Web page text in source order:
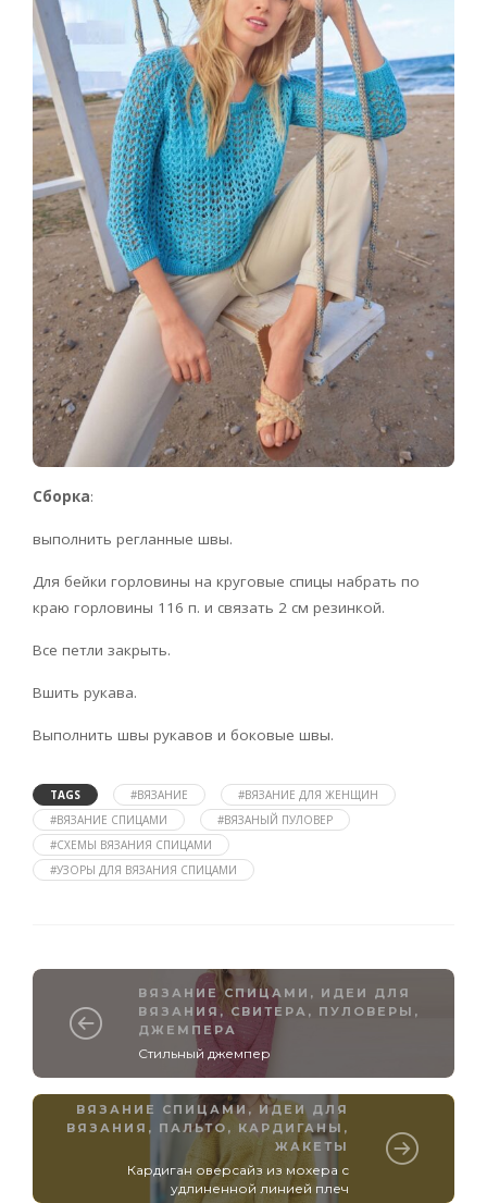
Сборка:
выполнить регланные швы.
Для бейки горловины на круговые спицы набрать по
краю горловины 116 п. и связать 2 см резинкой.
Все петли закрыть.
Вшить рукава.
Выполнить швы рукавов и боковые швы.
TAGS #ВЯЗАНИЕ
#ВЯЗАНИЕ ДЛЯ ЖЕНЩИН
#ВЯЗАНИЕ СПИЦАМИ
#ВЯЗАНЫЙ ПУЛОВЕР
#СХЕМЫ ВЯЗАНИЯ СПИЦАМИ
#УЗОРЫ ДЛЯ ВЯЗАНИЯ СПИЦАМИ
ВЯЗАНИЕ СПИЦАМИ , ИДЕИ ДЛЯ
ВЯЗАНИЯ , СВИТЕРА, ПУЛОВЕРЫ,
ДЖЕМПЕРА
Стильный джемпер
ВЯЗАНИЕ СПИЦАМИ , ИДЕИ ДЛЯ
ВЯЗАНИЯ , ПАЛЬТО, КАРДИГАНЫ,
ЖАКЕТЫ
Кардиган оверсайз из мохера с
удлиненной линией плеч